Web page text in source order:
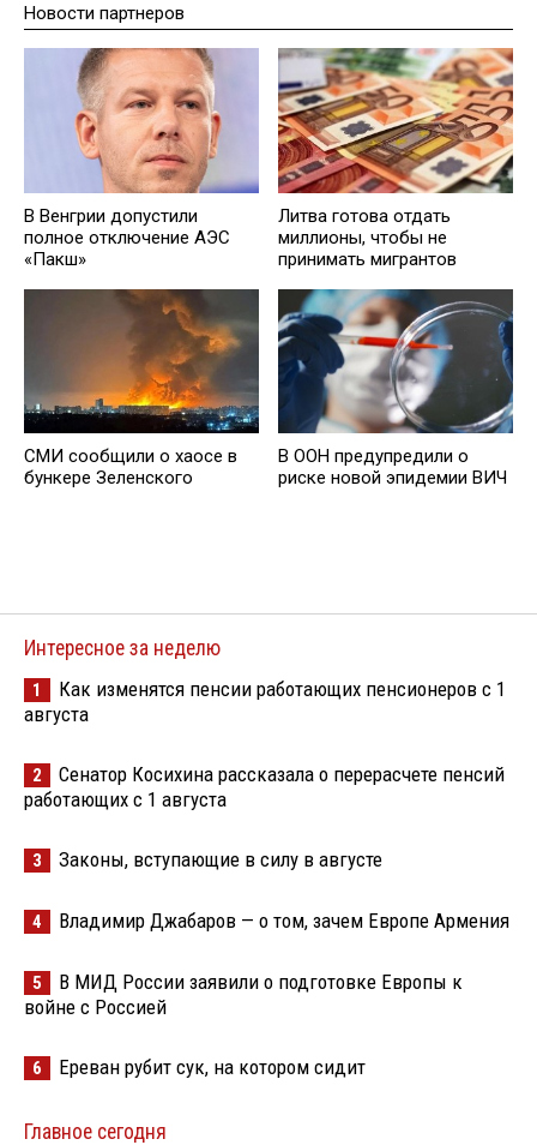
Новости партнеров
В Венгрии допустили
полное отключение АЭС
«Пакш»
Литва готова отдать
миллионы, чтобы не
принимать мигрантов
СМИ сообщили о хаосе в
бункере Зеленского
В ООН предупредили о
риске новой эпидемии ВИЧ
Интересное за неделю
1
Как изменятся пенсии работающих пенсионеров с 1
августа
2
Сенатор Косихина рассказала о перерасчете пенсий
работающих с 1 августа
3 Законы, вступающие в силу в августе
4 Владимир Джабаров — о том, зачем Европе Армения
5
В МИД России заявили о подготовке Европы к
войне с Россией
6 Ереван рубит сук, на котором сидит
Главное сегодня